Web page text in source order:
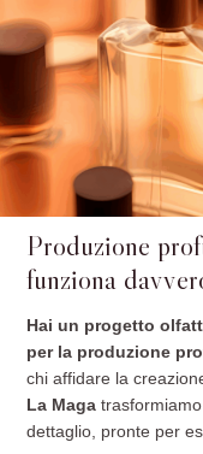
Produzione
funziona
Hai un progetto
per la produzione
chi affidare la
La Maga
dettaglio, pronte per